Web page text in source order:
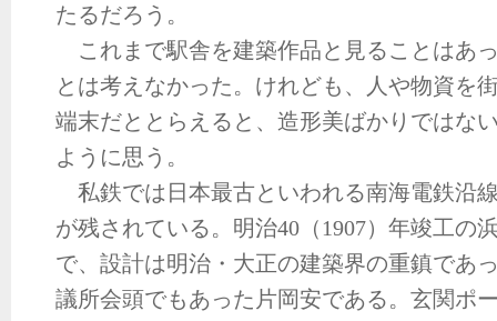
たるだろう。
これまで駅舎を建築作品と見ることはあ
とは考えなかった。けれども、人や物資を
端末だととらえると、造形美ばかりではな
ように思う。
私鉄では日本最古といわれる南海電鉄沿
が残されている。明治40（1907）年竣工の
で、設計は明治・大正の建築界の重鎮であ
議所会頭でもあった片岡安である。玄関ポ